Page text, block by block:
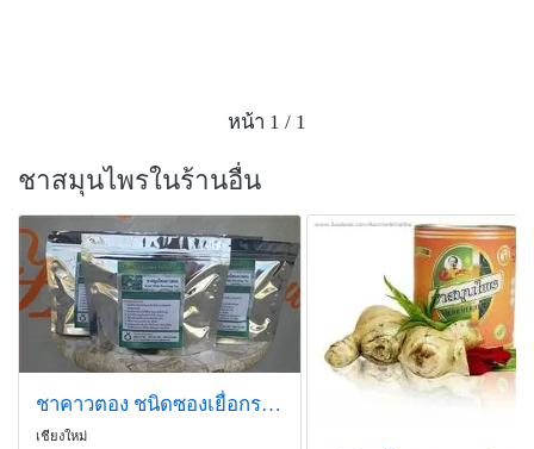
หน้า 1 / 1
ชาสมุนไพรในร้านอื่น
ชาคาวตอง ชนิดซองเยื่อกระดาษ
เชียงใหม่